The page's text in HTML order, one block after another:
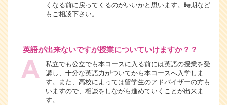
くなる前に戻ってくるのがいいかと思います。時期など
もご相談下さい。
英語が出来ないですが授業についていけますか？？
私立でも公立でも本コースに入る前には英語の授業を受
講し、十分な英語力がついてから本コースへ入学しま
す。また、高校によっては留学生のアドバイザーの方も
いますので、相談をしながら進めていくことが出来ま
す。